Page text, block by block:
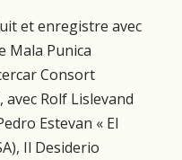
et enregistre avec
Mala Punica
Consort
avec Rolf Lislevand
Estevan « El
Il Desiderio